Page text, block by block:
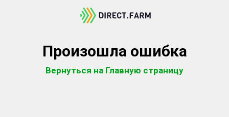
Произошла ошибка
Вернуться на Главную страницу